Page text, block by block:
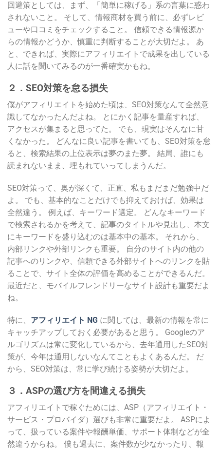
回避策としては、まず、「簡単に稼げる」系の言葉に惑わ
されないこと。 そして、情報商材を買う前に、必ずレビ
ューや口コミをチェックすること。 信頼できる情報源か
らの情報かどうか、慎重に判断することが大切だよ。 あ
と、できれば、実際にアフィリエイトで成果を出している
人に話を聞いてみるのが一番確実かもね。
２．SEO対策を怠る損失
僕がアフィリエイトを始めた頃は、SEO対策なんて全然意
識してなかったんだよね。 とにかく記事を量産すれば、
アクセスが集まると思ってた。 でも、現実はそんなに甘
くなかった。 どんなに良い記事を書いても、SEO対策を怠
ると、検索結果の上位表示は夢のまた夢。 結局、誰にも
読まれないまま、埋もれていってしまうんだ。
SEO対策って、奥が深くて、正直、私もまだまだ勉強中だ
よ。 でも、基本的なことだけでも抑えておけば、効果は
全然違う。 例えば、キーワード選定。 どんなキーワード
で検索されるかを考えて、記事のタイトルや見出し、本文
にキーワードを盛り込むのは基本中の基本。 それから、
内部リンクや外部リンクも重要。 自分のサイト内の他の
記事へのリンクや、信頼できる外部サイトへのリンクを貼
ることで、サイト全体の評価を高めることができるんだ。
最近だと、モバイルフレンドリーなサイト設計も重要だよ
ね。
特に、 アフィリエイト NG に関しては、最新の情報を常に
キャッチアップしておく必要があると思う。 Googleのア
ルゴリズムは常に変化しているから、去年通用したSEO対
策が、今年は通用しないなんてこともよくあるんだ。 だ
から、SEO対策は、常に学び続ける姿勢が大切だよ。
３．ASPの選び方を間違える損失
アフィリエイトで稼ぐためには、ASP（アフィリエイト・
サービス・プロバイダ）選びも非常に重要だよ。 ASPによ
って、扱っている案件や報酬単価、サポート体制などが全
然違うからね。 僕も過去に、案件数が少なかったり、報